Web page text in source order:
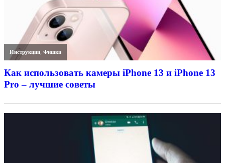
Инструкции,Фишки
Как использовать камеры iPhone 13 и iPhone 13
Pro – лучшие советы